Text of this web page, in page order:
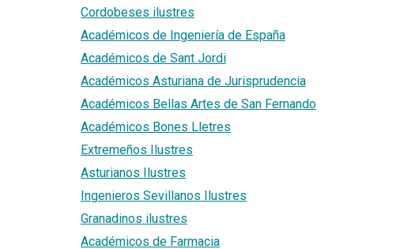
Cordobeses ilustres
Académicos de Ingeniería de España
Académicos de Sant Jordi
Académicos Asturiana de Jurisprudencia
Académicos Bellas Artes de San Fernando
Académicos Bones Lletres
Extremeños Ilustres
Asturianos Ilustres
Ingenieros Sevillanos Ilustres
Granadinos ilustres
Académicos de Farmacia